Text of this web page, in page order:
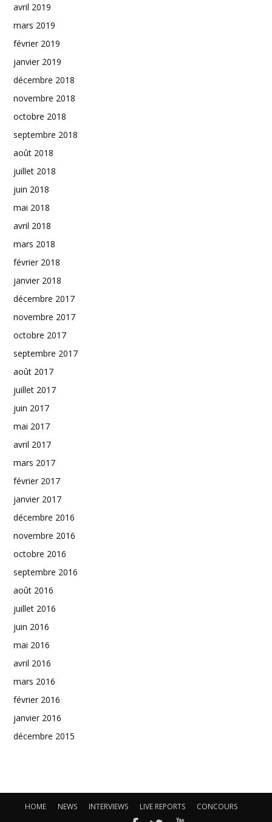
avril 2019
mars 2019
février 2019
janvier 2019
décembre 2018
novembre 2018
octobre 2018
septembre 2018
août 2018
juillet 2018
juin 2018
mai 2018
avril 2018
mars 2018
février 2018
janvier 2018
décembre 2017
novembre 2017
octobre 2017
septembre 2017
août 2017
juillet 2017
juin 2017
mai 2017
avril 2017
mars 2017
février 2017
janvier 2017
décembre 2016
novembre 2016
octobre 2016
septembre 2016
août 2016
juillet 2016
juin 2016
mai 2016
avril 2016
mars 2016
février 2016
janvier 2016
décembre 2015
HOME NEWS INTERVIEWS LIVE REPORTS
CONCOURS